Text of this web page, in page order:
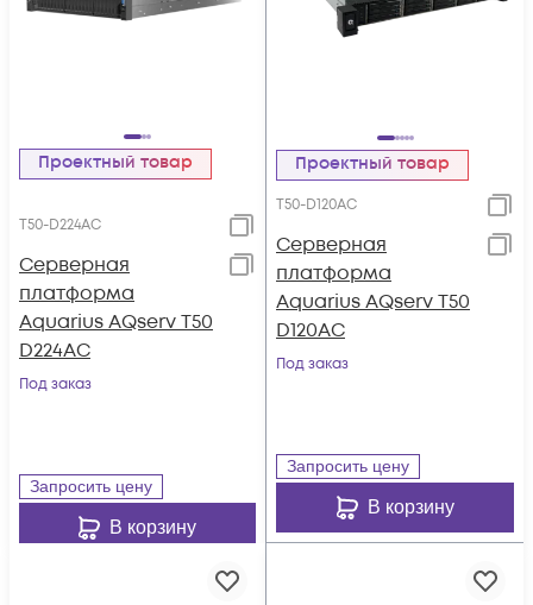
Проектный товар
T50-D224AC
Серверная
платформа
Aquarius AQserv T50
D224AC
Под заказ
Запросить цену
В корзину
Проектный товар
T50-D120AC
Серверная
платформа
Aquarius AQserv T50
D120AC
Под заказ
Запросить цену
В корзину